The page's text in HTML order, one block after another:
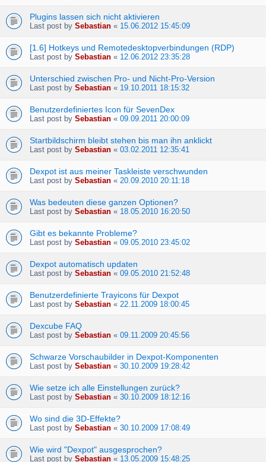
Plugins lassen sich nicht aktivieren
Last post by Sebastian « 15.06.2012 15:45:09
[1.6] Hotkeys und Remotedesktopverbindungen (RDP)
Last post by Sebastian « 12.06.2012 23:35:28
Unterschied zwischen Pro- und Nicht-Pro-Version
Last post by Sebastian « 19.10.2011 18:15:32
Benutzerdefiniertes Icon für SevenDex
Last post by Sebastian « 09.09.2011 20:00:09
Startbildschirm bleibt stehen bis man ihn anklickt
Last post by Sebastian « 03.02.2011 12:35:41
Dexpot ist aus meiner Taskleiste verschwunden
Last post by Sebastian « 20.09.2010 20:11:18
Was bedeuten diese ganzen Optionen?
Last post by Sebastian « 18.05.2010 16:20:50
Gibt es bekannte Probleme?
Last post by Sebastian « 09.05.2010 23:45:02
Dexpot automatisch updaten
Last post by Sebastian « 09.05.2010 21:52:48
Benutzerdefinierte Trayicons für Dexpot
Last post by Sebastian « 22.11.2009 18:00:45
Dexcube FAQ
Last post by Sebastian « 09.11.2009 20:45:56
Schwarze Vorschaubilder in Dexpot-Komponenten
Last post by Sebastian « 30.10.2009 19:28:42
Wie setze ich alle Einstellungen zurück?
Last post by Sebastian « 30.10.2009 18:12:16
Wo sind die 3D-Effekte?
Last post by Sebastian « 30.10.2009 17:08:49
Wie wird "Dexpot" ausgesprochen?
Last post by Sebastian « 13.05.2009 15:48:25